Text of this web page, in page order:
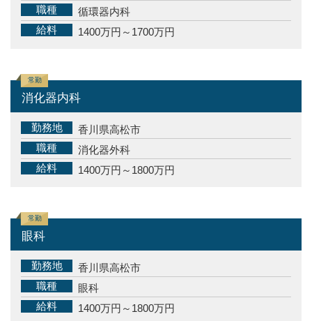
職種
循環器内科
給料
1400万円～1700万円
常勤
消化器内科
勤務地
香川県高松市
職種
消化器外科
給料
1400万円～1800万円
常勤
眼科
勤務地
香川県高松市
職種
眼科
給料
1400万円～1800万円